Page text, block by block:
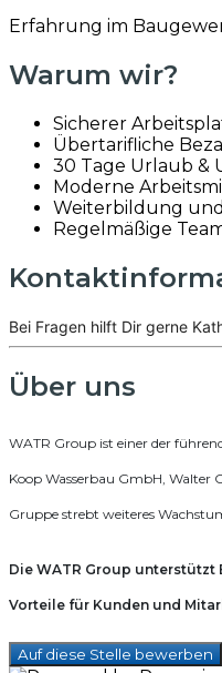
Erfahrung im
Warum wir?
Sicherer
Übertarifliche
30 Tage Urlaub &
Moderne
Weiterbildung
Regelmäßige
Bei Fragen hilft Dir gerne
Über uns
WATR Group ist einer der
Koop Wasserbau GmbH,
Gruppe strebt weiteres
Die WATR Group
Vorteile für Kunden und
Auf diese Stelle bewerben